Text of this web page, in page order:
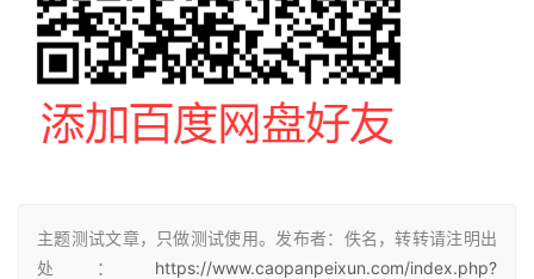
主题测试文章，只做测试使用。发布者：佚名，转转请注明出
处： https://www.caopanpeixun.com/index.php?